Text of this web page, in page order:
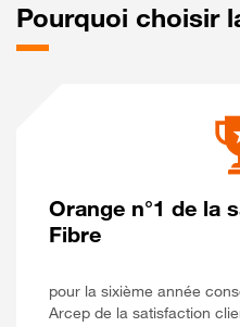
Pourquoi choisir
Orange n°1 de la
Fibre
pour la sixième année
Arcep de la satisfaction